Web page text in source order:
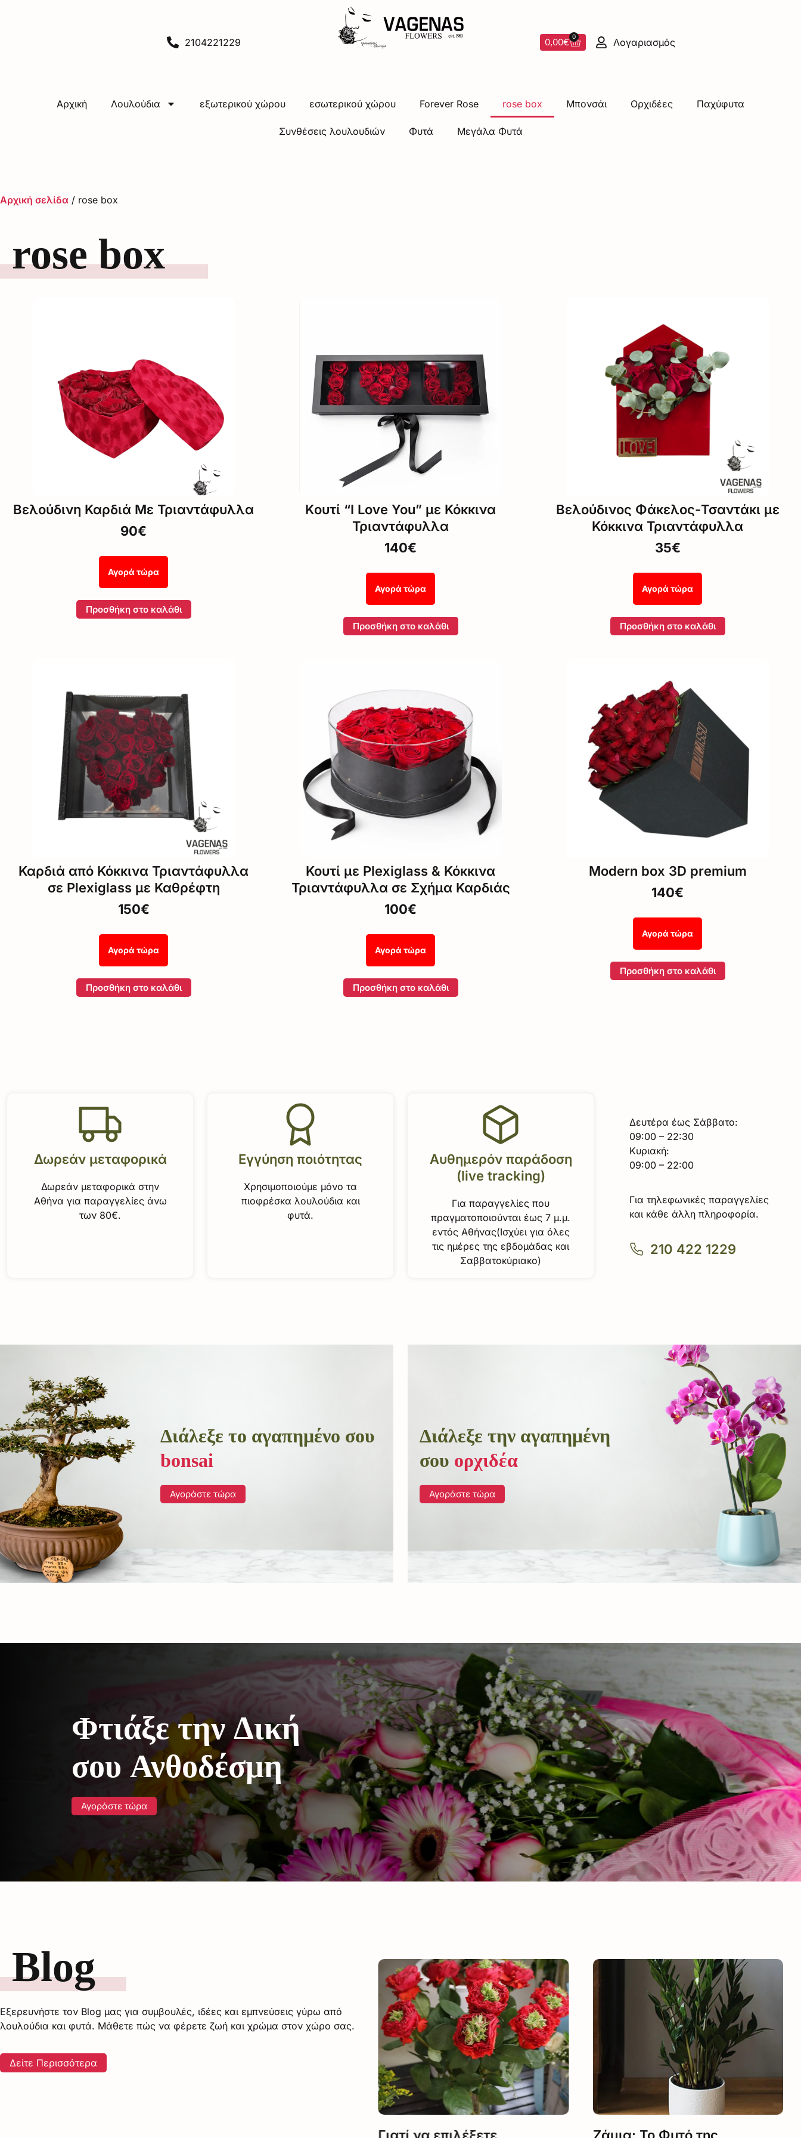
2104221229 0,00€
0 Λογαριασμός
Αρχική Λουλούδια εξωτερικού χώρου εσωτερικού χώρου Forever Rose rose box Μπονσάι Ορχιδέες Παχύφυτα
Συνθέσεις λουλουδιών Φυτά Μεγάλα Φυτά
Αρχική σελίδα / rose box
rose box
Βελούδινη Καρδιά Με Τριαντάφυλλα
90€
Αγορά τώρα
Προσθήκη στο καλάθι
Kουτί “I Love You” με Κόκκινα
Τριαντάφυλλα
140€
Αγορά τώρα
Προσθήκη στο καλάθι
Βελούδινος Φάκελος-Τσαντάκι με
Κόκκινα Τριαντάφυλλα
35€
Αγορά τώρα
Προσθήκη στο καλάθι
Καρδιά από Κόκκινα Τριαντάφυλλα
σε Plexiglass με Καθρέφτη
150€
Αγορά τώρα
Προσθήκη στο καλάθι
Κουτί με Plexiglass & Κόκκινα
Τριαντάφυλλα σε Σχήμα Καρδιάς
100€
Αγορά τώρα
Προσθήκη στο καλάθι
Modern box 3D premium
140€
Αγορά τώρα
Προσθήκη στο καλάθι
Δωρεάν μεταφορικά
Δωρεάν μεταφορικά στην
Αθήνα για παραγγελίες άνω
των 80€.
Εγγύηση ποιότητας
Χρησιμοποιούμε μόνο τα
πιοφρέσκα λουλούδια και
φυτά.
Αυθημερόν παράδοση
(live tracking)
Για παραγγελίες που
πραγματοποιούνται έως 7 μ.μ.
εντός Αθήνας(Ισχύει για όλες
τις ημέρες της εβδομάδας και
Σαββατοκύριακο)
Δευτέρα έως Σάββατο:
09:00 – 22:30
Κυριακή:
09:00 – 22:00
Για τηλεφωνικές παραγγελίες
και κάθε άλλη πληροφορία.
210 422 1229
Διάλεξε το αγαπημένο σου
bonsai
Αγοράστε τώρα
Διάλεξε την αγαπημένη
σου ορχιδέα
Αγοράστε τώρα
Φτιάξε την Δική
σου Ανθοδέσμη
Αγοράστε τώρα
Blog
Εξερευνήστε τον Blog μας για συμβουλές, ιδέες και εμπνεύσεις γύρω από
λουλούδια και φυτά. Μάθετε πώς να φέρετε ζωή και χρώμα στον χώρο σας.
Δείτε Περισσότερα
Φωτισμό και
Ελάχιστη Φροντίδα
Γιατί να επιλέξετε Ζάμια: Το Φυτό της